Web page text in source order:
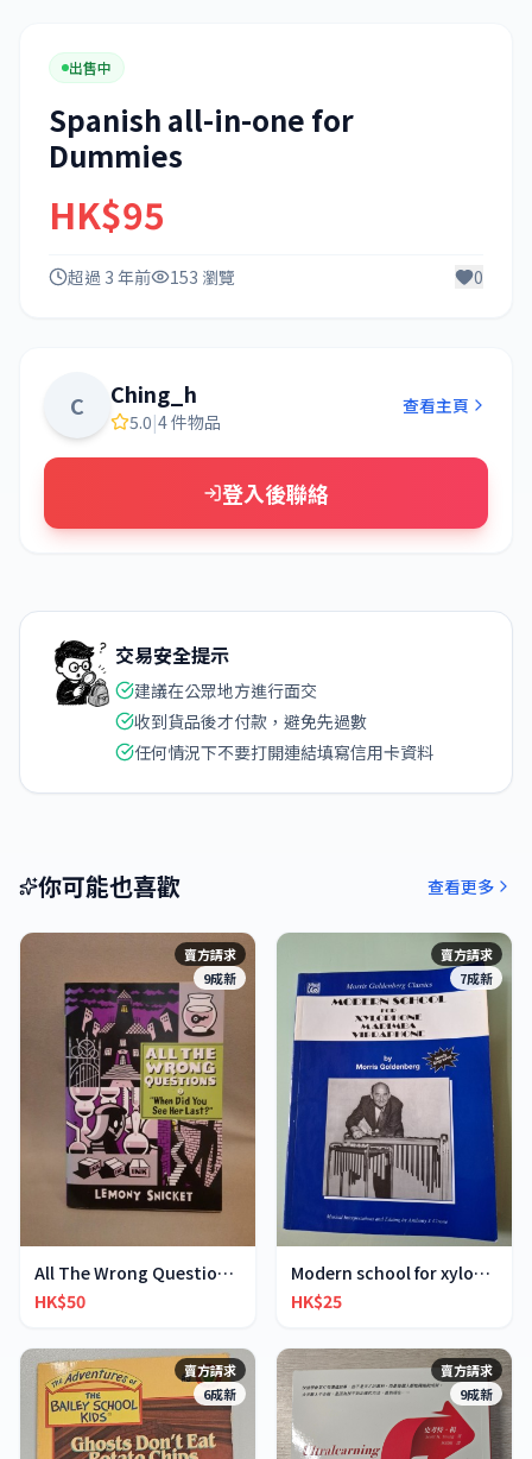
出售中
Spanish all-in-one for
Dummies
HK$95
超過 3 年前 153 瀏覽 0
C Ching_h
5.0|4 件物品
查看主頁
登入後聯絡
交易安全提示
建議在公眾地方進行面交
收到貨品後才付款，避免先過數
任何情況下不要打開連結填寫信用卡資料
你可能也喜歡 查看更多
賣方請求
9成新
All The Wrong Questions 2: "When Did You See Her L
HK$50
賣方請求
7成新
Modern school for xylophone marimba vibraphone
HK$25
賣方請求
6成新
賣方請求
9成新